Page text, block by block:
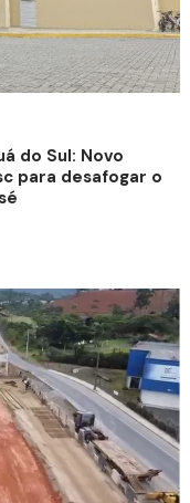
do Sul: Novo
para desafogar o